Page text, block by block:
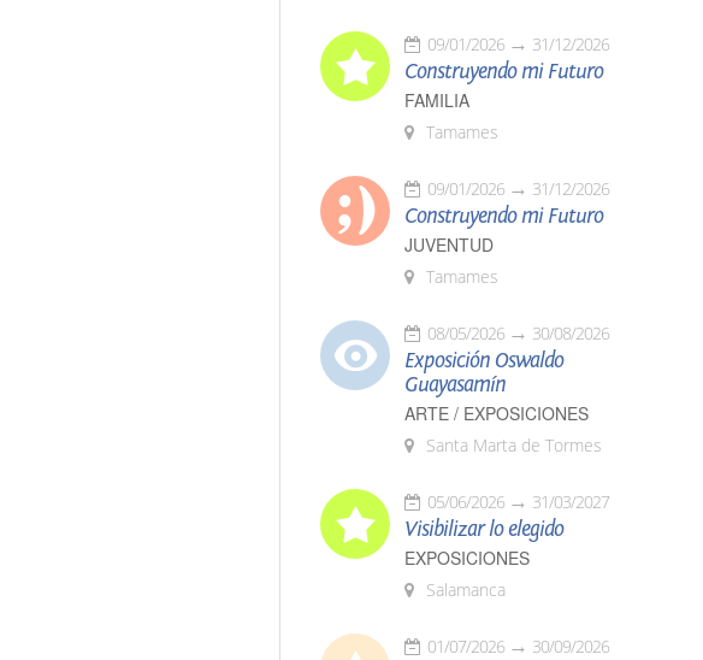
09/01/2026 31/12/2026
Construyendo mi Futuro
FAMILIA
Tamames
09/01/2026 31/12/2026
Construyendo mi Futuro
JUVENTUD
Tamames
08/05/2026 30/08/2026
Exposición Oswaldo
Guayasamín
ARTE / EXPOSICIONES
Santa Marta de Tormes
05/06/2026 31/03/2027
Visibilizar lo elegido
EXPOSICIONES
Salamanca
01/07/2026 30/09/2026